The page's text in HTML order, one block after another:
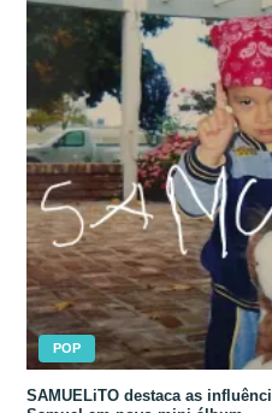
POP
SAMUELiTO destaca as